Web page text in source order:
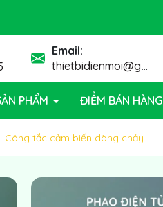
bơm nước
Email:
thietbidienmoi@gmail.com
PHẨM ĐIỂM BÁN HÀNG
Công tắc cảm biến dòng chảy